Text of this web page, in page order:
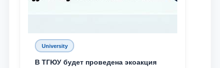
University
В ТГЮУ будет проведена экоакция